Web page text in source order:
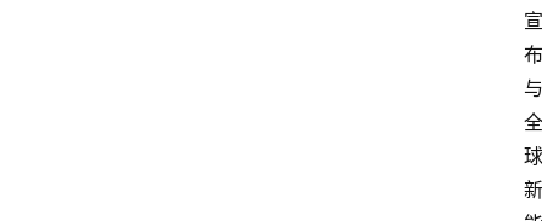
宣
布
与
全
球
新